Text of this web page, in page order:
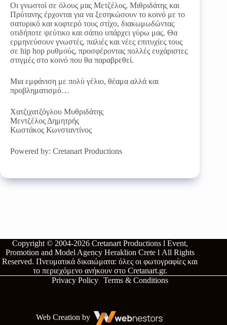
Οι γνωστοί σε όλους μας Μετζέλος, Μιθριδάτης και
Πρύτανης έρχονται για να ξεσηκώσουν το κοινό με το
σατυρικό και κοφτερό τους στίχο, διακωμωδώντας
οτιδήποτε ψεύτικο και σάπιο υπάρχει γύρω μας. Θα
ερμηνεύσουν γνωστές, παλιές και νέες επιτυχίες τους
σε hip hop ρυθμούς, προσφέροντας πολλές ευχάριστες
στιγμές στο κοινό που θα παραβρεθεί.
Μια εμφάνιση με πολύ γέλιο, θέαμα αλλά και
προβληματισμό…
Χατζιχατζόγλου Μυθριδάτης
Μεντζέλος Δημητρής
Κωστάκος Κωνσταντίνος
Powered by: Cretanart Productions
Copyright © 2004-2026 Cretanart Productions l Event,
Promotion and Model Agency Heraklion Crete l All Rights
Reserved.Πνευματικά δικαιώματα: όλες οι φωτογραφίες και
το περιεχόμενο ανήκουν στο Cretanart.gr.
Privacy Policy Terms & Conditions
Web Creation by